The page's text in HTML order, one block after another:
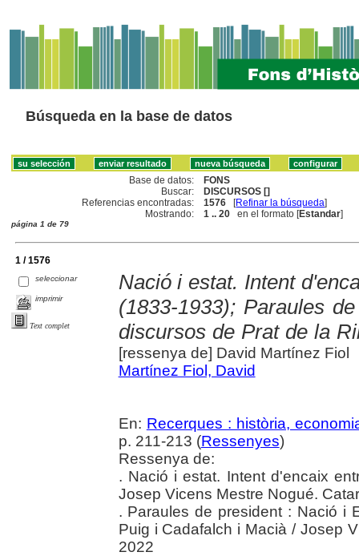
Búsqueda en la base de datos
Base de datos:
FONS
Buscar:
DISCURSOS []
Referencias encontradas:
1576 [Refinar la búsqueda]
Mostrando:
1 .. 20 en el formato [Estandar]
página 1 de 79
1 / 1576
seleccionar
imprimir
Text complet
Nació i estat. Intent
(1833-1933); Paraules
discursos de Prat de la
[ressenya de] David Martínez Fiol
Martínez Fiol, David
En: Recerques : història,
p. 211-213 (Ressenyes)
Ressenya de:
. Nació i estat. Intent d'encaix
Josep Vicens Mestre Nogué.
. Paraules de president : Nació i
Puig i Cadafalch i Macià / Josep
2022